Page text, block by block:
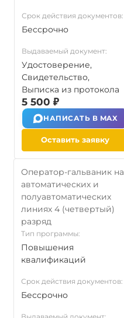
Срок действия документов:
Бессрочно
Выдаваемый документ:
Удостоверение,
Свидетельство,
Выписка из протокола
5 500 ₽
НАПИСАТЬ В MAX
Оставить заявку
Оператор-гальваник на
автоматических и
полуавтоматических
линиях 4 (четвертый)
разряд
Тип программы:
Повышения
квалификаций
Срок действия документов:
Бессрочно